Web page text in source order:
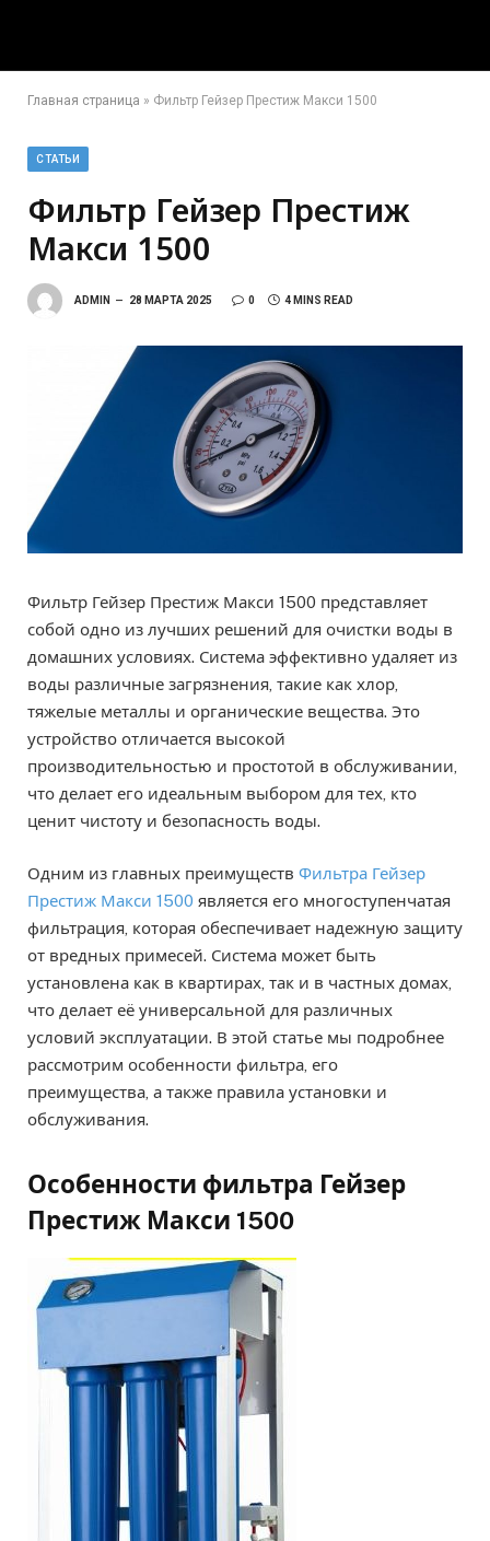
Главная страница » Фильтр Гейзер Престиж Макси 1500
СТАТЬИ
Фильтр Гейзер Престиж
Макси 1500
ADMIN 28 МАРТА 2025 0 4 MINS READ
Фильтр Гейзер Престиж Макси 1500 представляет
собой одно из лучших решений для очистки воды в
домашних условиях. Система эффективно удаляет из
воды различные загрязнения, такие как хлор,
тяжелые металлы и органические вещества. Это
устройство отличается высокой
производительностью и простотой в обслуживании,
что делает его идеальным выбором для тех, кто
ценит чистоту и безопасность воды.
Одним из главных преимуществ Фильтра Гейзер
Престиж Макси 1500 является его многоступенчатая
фильтрация, которая обеспечивает надежную защиту
от вредных примесей. Система может быть
установлена как в квартирах, так и в частных домах,
что делает её универсальной для различных
условий эксплуатации. В этой статье мы подробнее
рассмотрим особенности фильтра, его
преимущества, а также правила установки и
обслуживания.
Особенности фильтра Гейзер
Престиж Макси 1500